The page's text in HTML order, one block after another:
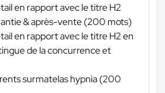
en rapport avec le titre H2
& après-vente (200 mots)
en rapport avec le titre H2 en
de la concurrence et
surmatelas hypnia (200